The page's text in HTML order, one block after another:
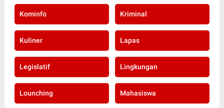
Kominfo Kriminal
Kuliner Lapas
Legislatif Lingkungan
Lounching Mahasiswa